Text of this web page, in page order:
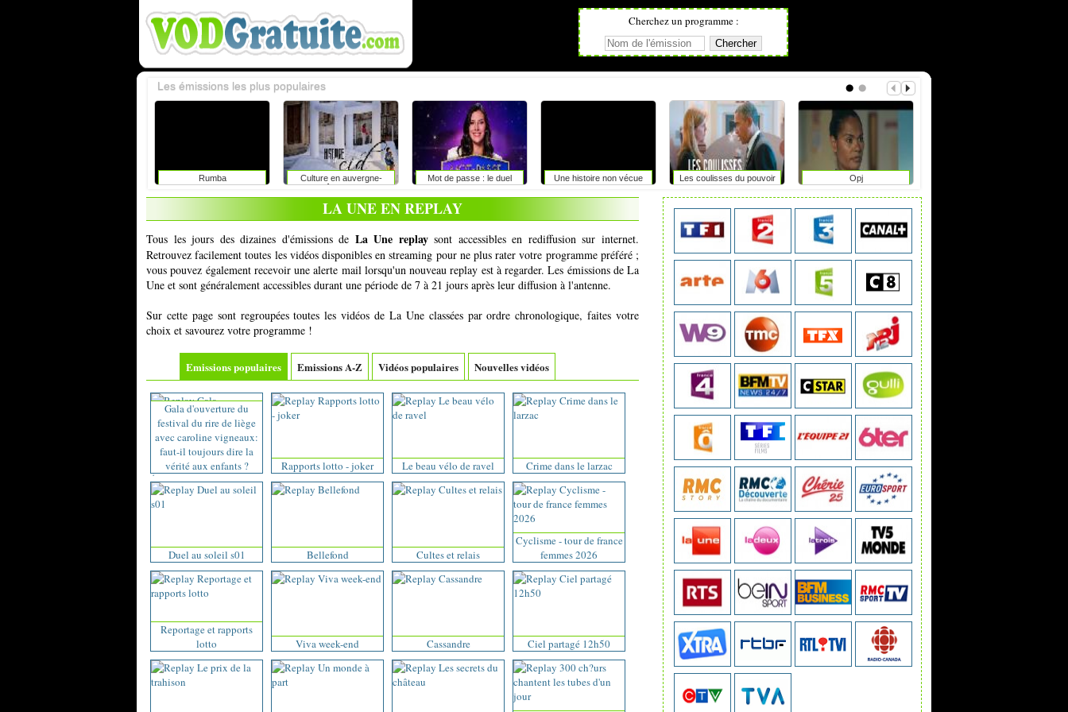
Cherchez un programme :
Rumba
Culture en auvergne-
rhône-alpes
Mot de passe : le duel Une histoire non vécue Les coulisses du pouvoir Opj
Les émissions les plus populaires
LA UNE EN REPLAY
Tous les jours des dizaines d'émissions de La Une replaysont accessibles en rediffusion sur internet.
Retrouvez facilement toutes les vidéos disponibles en streaming pour ne plus rater votre programme préféré ;
vous pouvez également recevoir une alerte mail lorsqu'un nouveau replay est à regarder. Les émissions de La
Une et sont généralement accessibles durant une période de 7 à 21 jours après leur diffusion à l'antenne.
Sur cette page sont regroupées toutes les vidéos de La Une classées par ordre chronologique, faites votre
choix et savourez votre programme !
Emissions populaires Emissions A-Z Vidéos populaires Nouvelles vidéos
Gala d'ouverture du
festival du rire de liège
avec caroline vigneaux:
faut-il toujours dire la
vérité aux enfants ?
Rapports lotto - joker Le beau vélo de ravel Crime dans le larzac
Duel au soleil s01 Bellefond Cultes et relais
Cyclisme - tour de france
femmes 2026
Reportage et rapports
lotto
Viva week-end Cassandre Ciel partagé 12h50